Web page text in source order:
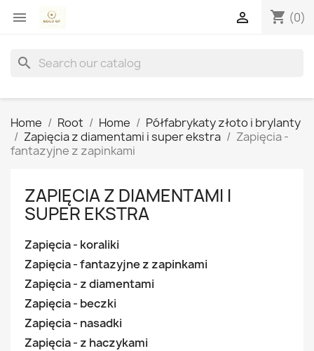
 shopping_cart (0)

search
Home Root Home
Półfabrykaty złoto i brylanty
Zapięcia z diamentami i super ekstra
Zapięcia -
fantazyjne z zapinkami
ZAPIĘCIA Z DIAMENTAMI I
SUPER EKSTRA
Zapięcia - koraliki
Zapięcia - fantazyjne z zapinkami
Zapięcia - z diamentami
Zapięcia - beczki
Zapięcia - nasadki
Zapięcia - z haczykami